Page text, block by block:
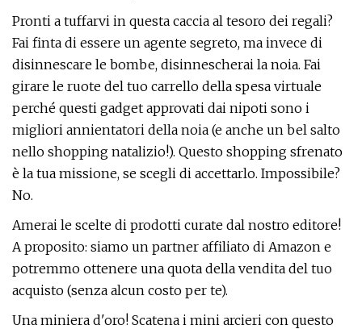
Pronti a tuffarvi in ​​questa caccia al tesoro dei regali?
Fai finta di essere un agente segreto, ma invece di
disinnescare le bombe, disinnescherai la noia. Fai
girare le ruote del tuo carrello della spesa virtuale
perché questi gadget approvati dai nipoti sono i
migliori annientatori della noia (e anche un bel salto
nello shopping natalizio!). Questo shopping sfrenato
è la tua missione, se scegli di accettarlo. Impossibile?
No.
Amerai le scelte di prodotti curate dal nostro editore!
A proposito: siamo un partner affiliato di Amazon e
potremmo ottenere una quota della vendita del tuo
acquisto (senza alcun costo per te).
Una miniera d'oro! Scatena i mini arcieri con questo